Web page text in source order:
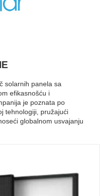
solarnih panela sa
efikasnošću i
je poznata po
tehnologiji, pružajući
globalnom usvajanju